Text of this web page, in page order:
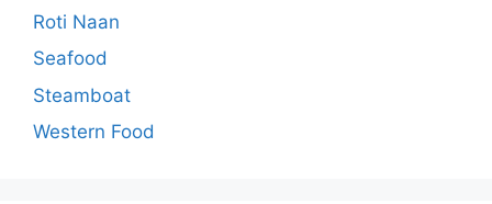
Roti Naan
Seafood
Steamboat
Western Food